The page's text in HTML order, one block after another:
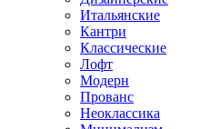
Итальянские
Кантри
Классические
Лофт
Модерн
Прованс
Неоклассика